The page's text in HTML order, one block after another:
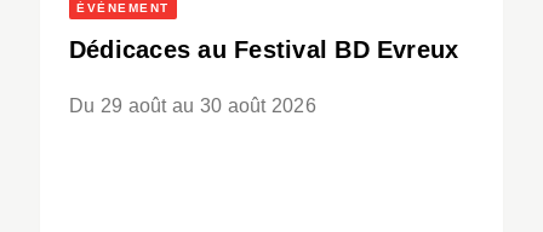
ÉVÈNEMENT
Dédicaces au Festival BD Evreux
Du 29 août au 30 août 2026